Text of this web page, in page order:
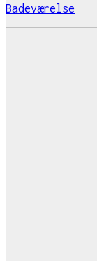
Badeværelse